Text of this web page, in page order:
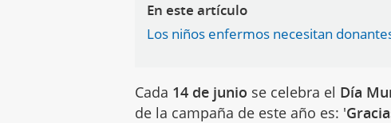
En este artículo
Los niños enfermos necesitan
Cada 14 de junio se celebra el Día
de la campaña de este año es: '